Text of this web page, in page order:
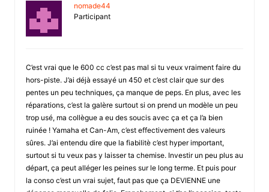
nomade44
Participant
C’est vrai que le 600 cc c’est pas mal si tu veux vraiment faire du
hors-piste. J’ai déjà essayé un 450 et c’est clair que sur des
pentes un peu techniques, ça manque de peps. En plus, avec les
réparations, c’est la galère surtout si on prend un modèle un peu
trop usé, ma collègue a eu des soucis avec ça et ça l’a bien
ruinée ! Yamaha et Can-Am, c’est effectivement des valeurs
sûres. J’ai entendu dire que la fiabilitè c’est hyper important,
surtout si tu veux pas y laisser ta chemise. Investir un peu plus au
départ, ça peut alléger les peines sur le long terme. Et puis pour
la conso c’est un vrai sujet, faut pas que ça DEVIENNE une